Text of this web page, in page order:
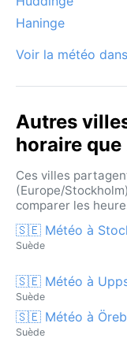
Haninge
Voir la météo
Autres
horaire que
Ces villes
(Europe/
comparer les
🇸🇪 Météo à
Suède
🇸🇪 Météo à
Suède
🇸🇪 Météo à
Suède